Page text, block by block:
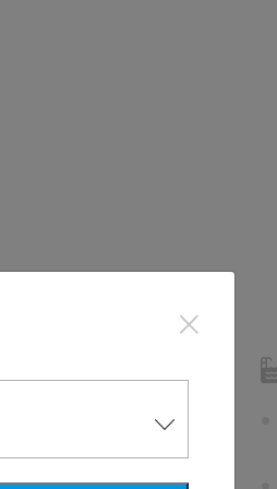
Парковка (по запросу)
×